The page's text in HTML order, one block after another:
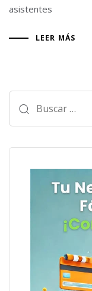
asistentes
LEER MÁS